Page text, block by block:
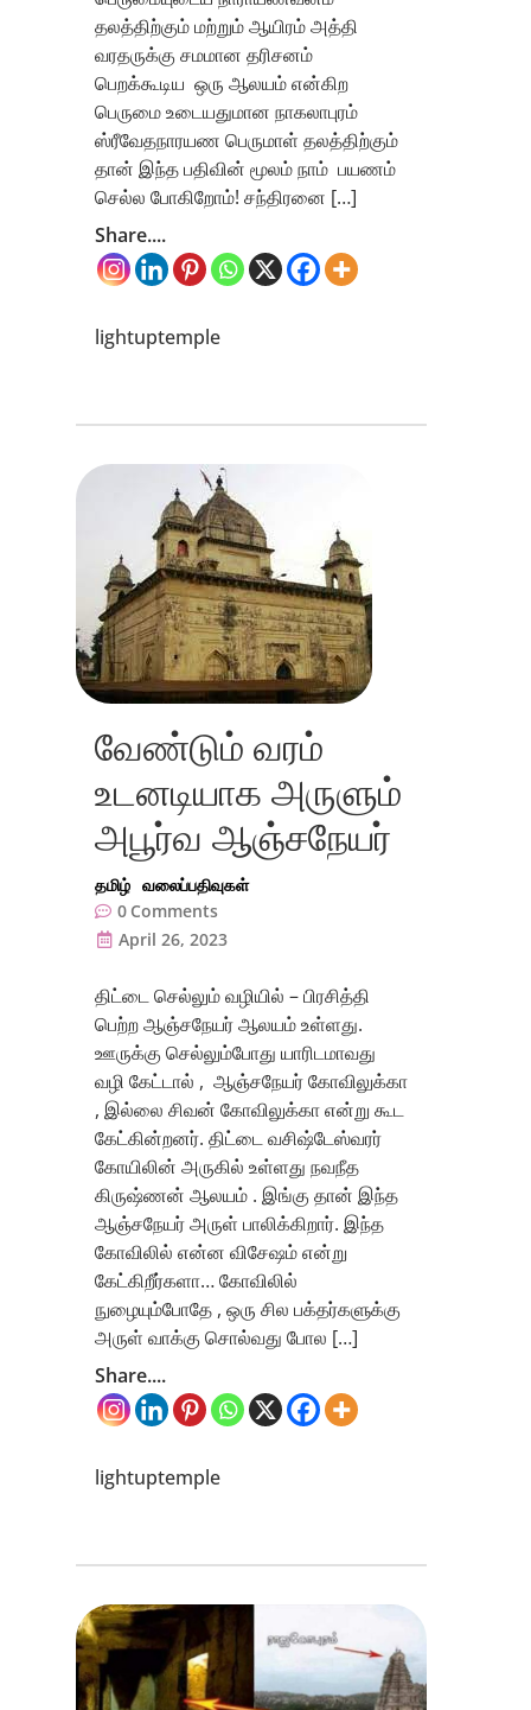
தலத்திற்கும் மற்றும் ஆயிரம் அத்தி
வரதருக்கு சமமான தரிசனம்
பெறக்கூடிய ஒரு ஆலயம் என்கிற
பெருமை உடையதுமான நாகலாபுரம்
ஸ்ரீவேதநாரயண பெருமாள் தலத்திற்கும்
தான் இந்த பதிவின் மூலம் நாம் பயணம்
செல்ல போகிறோம்! சந்திரனை […]
Share....
lightuptemple
வேண்டும் வரம்
உடனடியாக அருளும்
அபூர்வ ஆஞ்சநேயர்
தமிழ் வலைப்பதிவுகள்
0 Comments
April 26, 2023
திட்டை செல்லும் வழியில் – பிரசித்தி
பெற்ற ஆஞ்சநேயர் ஆலயம் உள்ளது.
ஊருக்கு செல்லும்போது யாரிடமாவது
வழி கேட்டால் , ஆஞ்சநேயர் கோவிலுக்கா
, இல்லை சிவன் கோவிலுக்கா என்று கூட
கேட்கின்றனர். திட்டை வசிஷ்டேஸ்வரர்
கோயிலின் அருகில் உள்ளது நவநீத
கிருஷ்ணன் ஆலயம் . இங்கு தான் இந்த
ஆஞ்சநேயர் அருள் பாலிக்கிறார். இந்த
கோவிலில் என்ன விசேஷம் என்று
கேட்கிறீர்களா… கோவிலில்
நுழையும்போதே , ஒரு சில பக்தர்களுக்கு
அருள் வாக்கு சொல்வது போல […]
Share....
lightuptemple